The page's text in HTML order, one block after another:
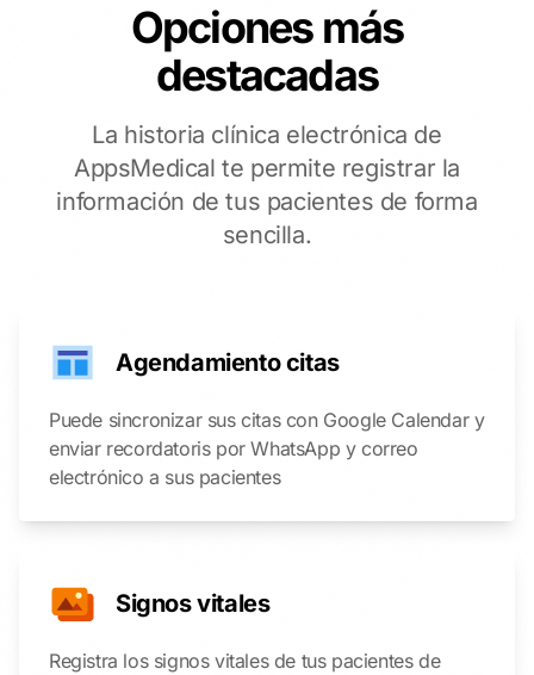
Opciones más
destacadas
La historia clínica electrónica de
AppsMedical te permite registrar la
información de tus pacientes de forma
sencilla.
Agendamiento citas
Puede sincronizar sus citas con Google Calendar y
enviar recordatoris por WhatsApp y correo
electrónico a sus pacientes
Signos vitales
Registra los signos vitales de tus pacientes de